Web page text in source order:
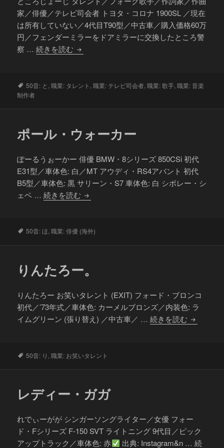
家／俳優／テレビ司会者 トヨタ・コロナ 1900SL ／現在
は所有していない／4代目T90型／中古車／購入価格60万
円／フェンダーミラーをドアミラーに交換したところ警
察 …続きを読む 所
ー
タ
グ
50音: と ,職業: タレント ,職業: テレビ司会者,職業: 歌手,職業: 音楽
制作者
ポール・ウォーカー
ぽーるうぉーかー 俳優 BMW・8シリーズ 850CSi 初代
E31型／車体色: 白／MT アウディ・RS4アバント 初代
B5型／車体色: 黒 サリーン・S7 車体色: 白 シボレー・シ
ェベ …続きを読む ポ
ウ
カ
ー
タ
50音: ほ,職業: 俳優 (海外)
りんたろー。
りんたろー お笑いタレント (EXIT) フォード・ブロンコ
初代／’73年式／車体色: カーメルブロンズ／内装色: ラ
イムグリーン (張り替え) ／中古車／ …続きを読む り
タ
50音: り ,職業: お笑いタレント
レディー・ガガ
れでぃーがが シンガーソングライター／女優 フォー
ド・Fシリーズ F-150 SVT ライトニング 9代目／ピック
アップトラック／車体色: 赤
出典: Instagram&n … 続